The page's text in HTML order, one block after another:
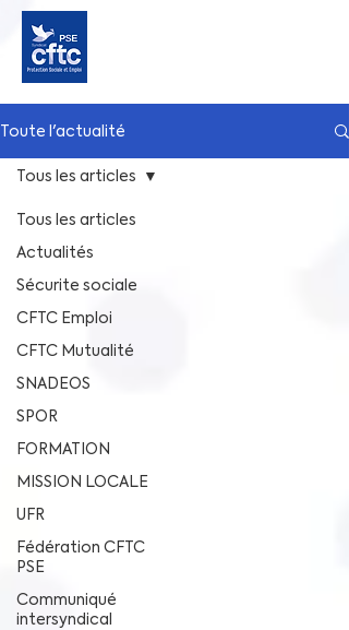
Toute l'actualité
Tous les articles
Actualités
Sécurite sociale
CFTC Emploi
CFTC Mutualité
SNADEOS
SPOR
FORMATION
MISSION LOCALE
UFR
Fédération CFTC
PSE
Communiqué
intersyndical
Tous les articles